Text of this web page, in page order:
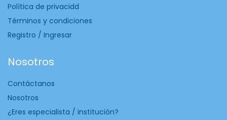
Política de privacidd
Términos y condiciones
Registro / Ingresar
Nosotros
Contáctanos
Nosotros
¿Eres especialista / institución?